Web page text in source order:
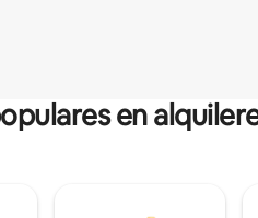
en